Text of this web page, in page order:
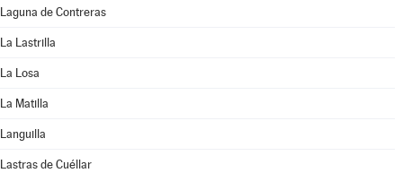
Laguna de Contreras
La Lastrilla
La Losa
La Matilla
Languilla
Lastras de Cuéllar